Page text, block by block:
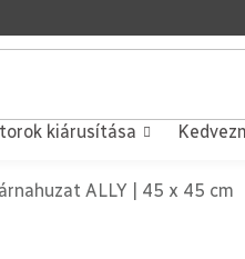
kiárusítása
ALLY | 45 x 45 cm